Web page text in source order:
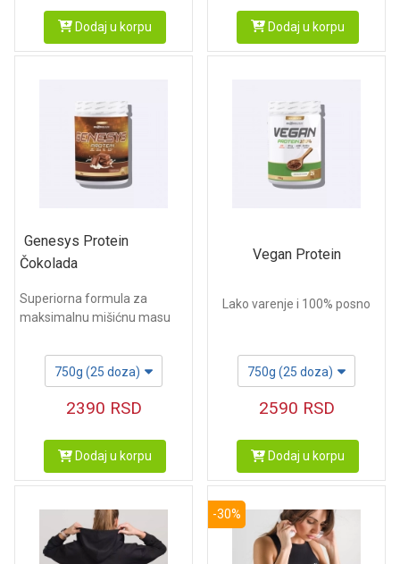
Dodaj u korpu Dodaj u korpu
Genesys Protein
Čokolada
Superiorna formula za
maksimalnu mišićnu masu
750g (25 doza)
2390 RSD
Dodaj u korpu
Vegan Protein
Lako varenje i 100% posno
750g (25 doza)
2590 RSD
Dodaj u korpu
-30%